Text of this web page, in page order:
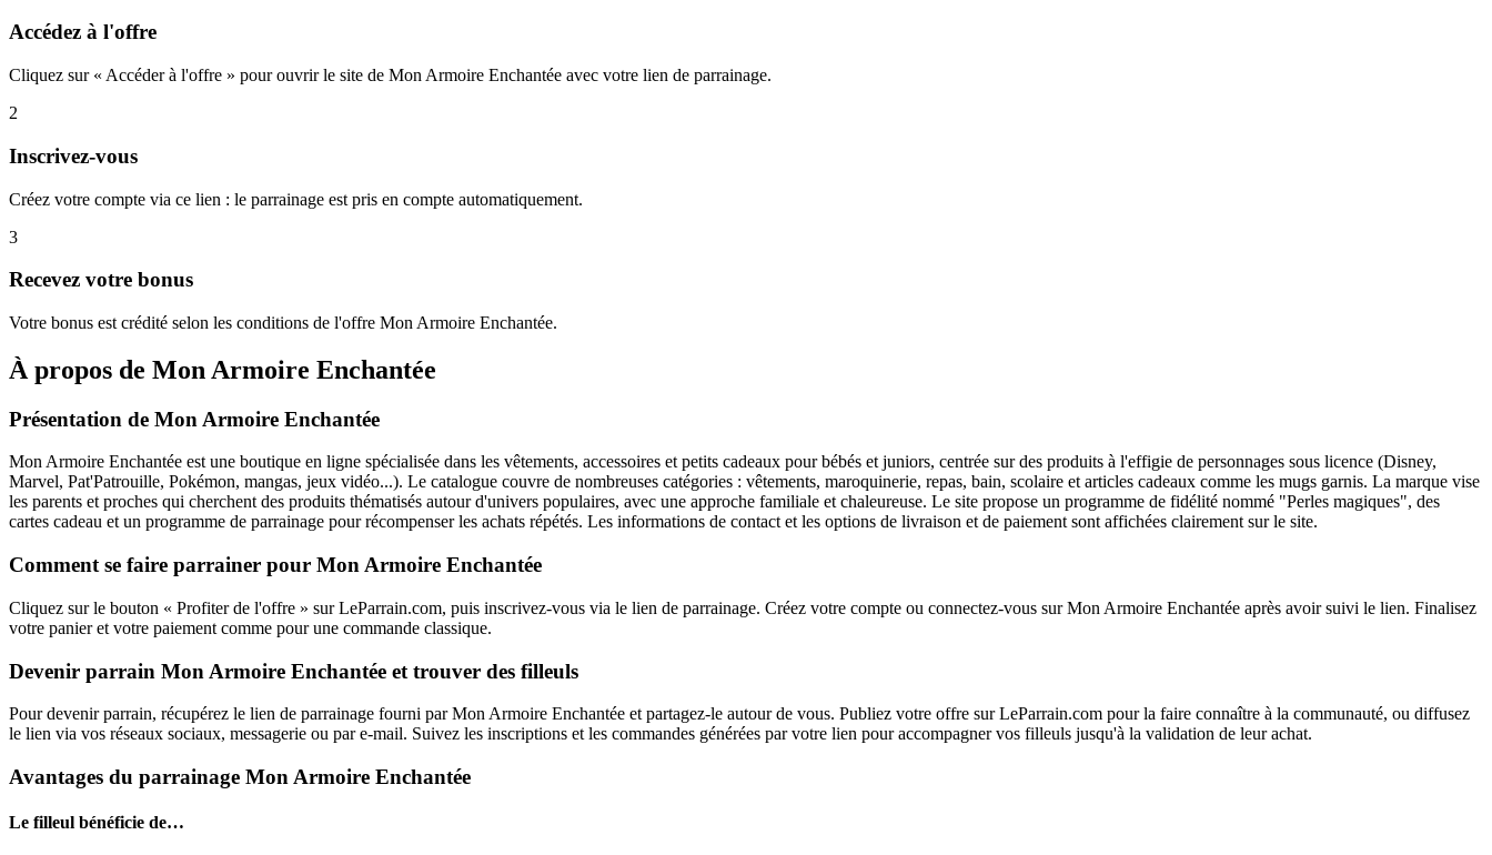
Accédez à l'offre
Cliquez sur « Accéder à l'offre » pour ouvrir le site de Mon Armoire Enchantée avec votre lien de parrainage.
2
Inscrivez-vous
Créez votre compte via ce lien : le parrainage est pris en compte automatiquement.
3
Recevez votre bonus
Votre bonus est crédité selon les conditions de l'offre Mon Armoire Enchantée.
À propos de Mon Armoire Enchantée
Présentation de Mon Armoire Enchantée
Mon Armoire Enchantée est une boutique en ligne spécialisée dans les vêtements, accessoires et petits cadeaux pour bébés et juniors, centrée sur des produits à l'effigie de personnages sous licence (Disney,
Marvel, Pat'Patrouille, Pokémon, mangas, jeux vidéo...). Le catalogue couvre de nombreuses catégories : vêtements, maroquinerie, repas, bain, scolaire et articles cadeaux comme les mugs garnis. La marque vise
les parents et proches qui cherchent des produits thématisés autour d'univers populaires, avec une approche familiale et chaleureuse. Le site propose un programme de fidélité nommé "Perles magiques", des
cartes cadeau et un programme de parrainage pour récompenser les achats répétés. Les informations de contact et les options de livraison et de paiement sont affichées clairement sur le site.
Comment se faire parrainer pour Mon Armoire Enchantée
Cliquez sur le bouton « Profiter de l'offre » sur LeParrain.com, puis inscrivez-vous via le lien de parrainage. Créez votre compte ou connectez-vous sur Mon Armoire Enchantée après avoir suivi le lien. Finalisez
votre panier et votre paiement comme pour une commande classique.
Devenir parrain Mon Armoire Enchantée et trouver des filleuls
Pour devenir parrain, récupérez le lien de parrainage fourni par Mon Armoire Enchantée et partagez-le autour de vous. Publiez votre offre sur LeParrain.com pour la faire connaître à la communauté, ou diffusez
le lien via vos réseaux sociaux, messagerie ou par e‑mail. Suivez les inscriptions et les commandes générées par votre lien pour accompagner vos filleuls jusqu'à la validation de leur achat.
Avantages du parrainage Mon Armoire Enchantée
Le filleul bénéficie de…